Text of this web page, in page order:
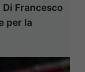
Francesco
per la